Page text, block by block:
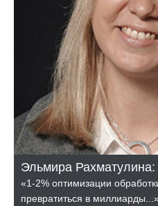
Эльмира Рахматулина:
«1-2% оптимизации
превратиться в